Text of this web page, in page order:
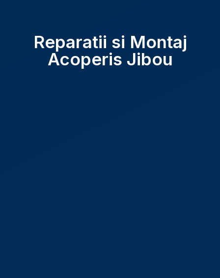
Reparatii si Montaj
Acoperis Jibou